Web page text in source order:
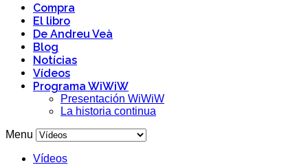
Compra
El libro
De Andreu Veà
Blog
Notícias
Vídeos
Programa WiWiW
Presentación WiWiW
La historia continua
Menu
Vídeos